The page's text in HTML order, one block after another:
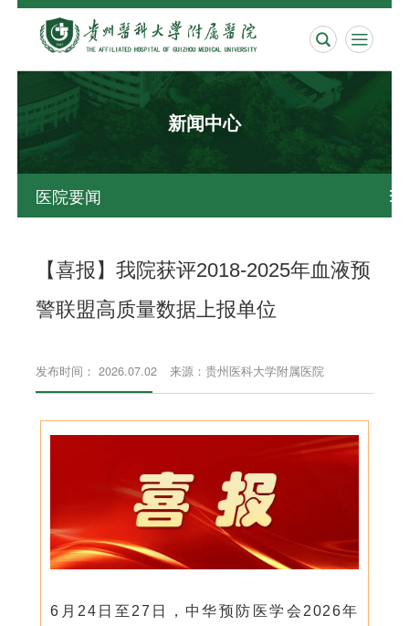
 
新闻中心
医院要闻 
【喜报】我院获评2018-2025年血液预
警联盟高质量数据上报单位
发布时间： 2026.07.02 来源：贵州医科大学附属医院
6月24日至27日，中华预防医学会2026年